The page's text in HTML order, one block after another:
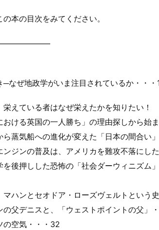
の本の目次をみてください。
─なぜ地政学がいま注目されているか・・・
えている者はなぜ栄えたかを知りたい！
おける英国の一人勝ち」の理由探しから始
蒸気船への進化が変えた「日本の間合い
ジンの普及は、アメリカを難攻不落にし
後押しした恐怖の「社会ダーウィニズム
ハンとセオドア・ローズヴェルトという
父デニスと、「ウェストポイントの父」
空気・・・32